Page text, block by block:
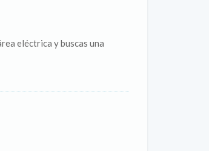
eléctrica y buscas una